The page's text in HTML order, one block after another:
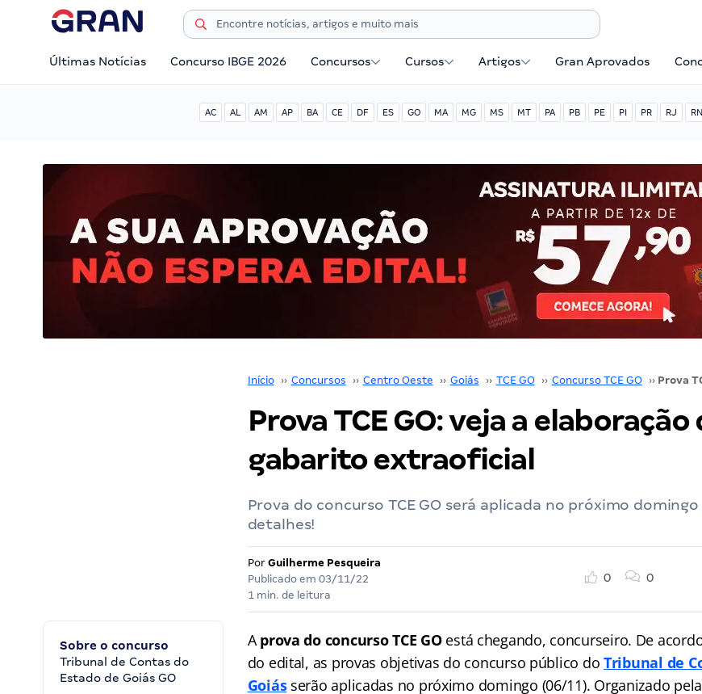
Últimas Notícias Concurso IBGE 2026 Concursos Cursos Artigos Gran Aprovados
AC AL AM AP BA CE DF ES GO MA MG MS MT PA PB PE PI PR RJ RN
Início ›› Concursos ›› Centro Oeste ›› Goiás ›› TCE GO ›› Concurso TCE GO ››
Prova TCE GO: veja a elaboração
gabarito extraoficial
Prova do concurso TCE GO será aplicada no próximo
detalhes!
Por Guilherme Pesqueira
Publicado em 03/11/22
1 min. de leitura
0 0
Sobre o concurso
Tribunal de Contas do
Estado de Goiás GO
Aprova do concurso TCE GO está chegando, concurseiro. De
do edital, as provas objetivas do concurso público doTribunal de
Goiásserão aplicadas no próximo domingo (06/11). Organizado